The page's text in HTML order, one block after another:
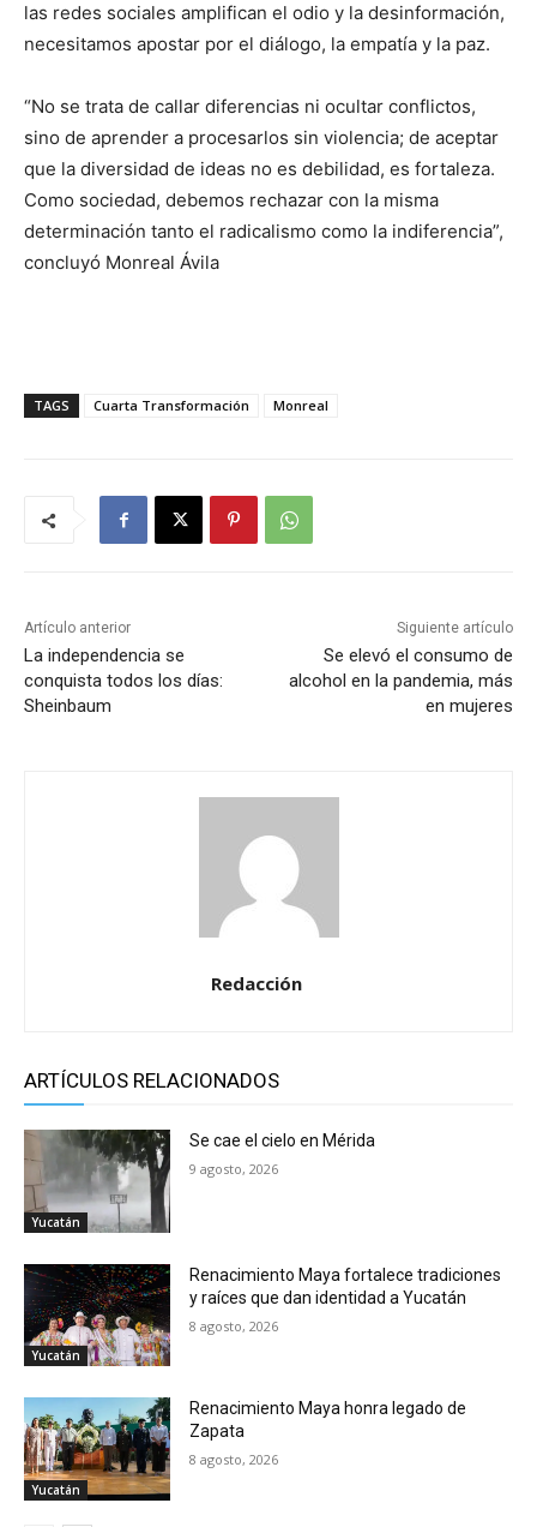
las redes sociales amplifican el odio y la desinformación,
necesitamos apostar por el diálogo, la empatía y la paz.
“No se trata de callar diferencias ni ocultar conflictos,
sino de aprender a procesarlos sin violencia; de aceptar
que la diversidad de ideas no es debilidad, es fortaleza.
Como sociedad, debemos rechazar con la misma
determinación tanto el radicalismo como la indiferencia”,
concluyó Monreal Ávila
TAGS Cuarta Transformación Monreal
Artículo anterior
La independencia se
conquista todos los días:
Sheinbaum
Siguiente artículo
Se elevó el consumo de
alcohol en la pandemia, más
en mujeres
Redacción
ARTÍCULOS RELACIONADOS
Yucatán
Se cae el cielo en Mérida
9 agosto, 2026
Yucatán
Renacimiento Maya fortalece tradiciones
y raíces que dan identidad a Yucatán
8 agosto, 2026
Yucatán
Renacimiento Maya honra legado de
Zapata
8 agosto, 2026